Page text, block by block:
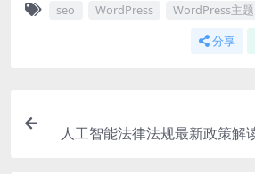
seo WordPress WordPress主题
分享
人工智能法律法规最新政策解